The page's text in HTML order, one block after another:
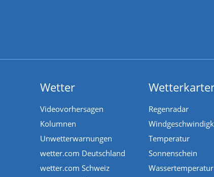
Wetter
Videovorhersagen
Kolumnen
Unwetterwarnungen
wetter.com Deutschland
wetter.com Schweiz
Regenradar
Temperatur
Sonnenschein
Wassertemperatur